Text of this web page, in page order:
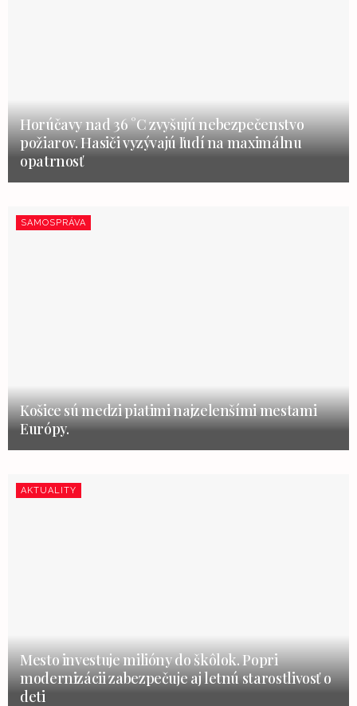
Horúčavy nad 36 °C zvyšujú nebezpečenstvo
požiarov. Hasiči vyzývajú ľudí na maximálnu
opatrnosť
SAMOSPRÁVA
Košice sú medzi piatimi najzelenšími mestami
Európy.
AKTUALITY
Mesto investuje milióny do škôlok. Popri
modernizácii zabezpečuje aj letnú starostlivosť o
deti